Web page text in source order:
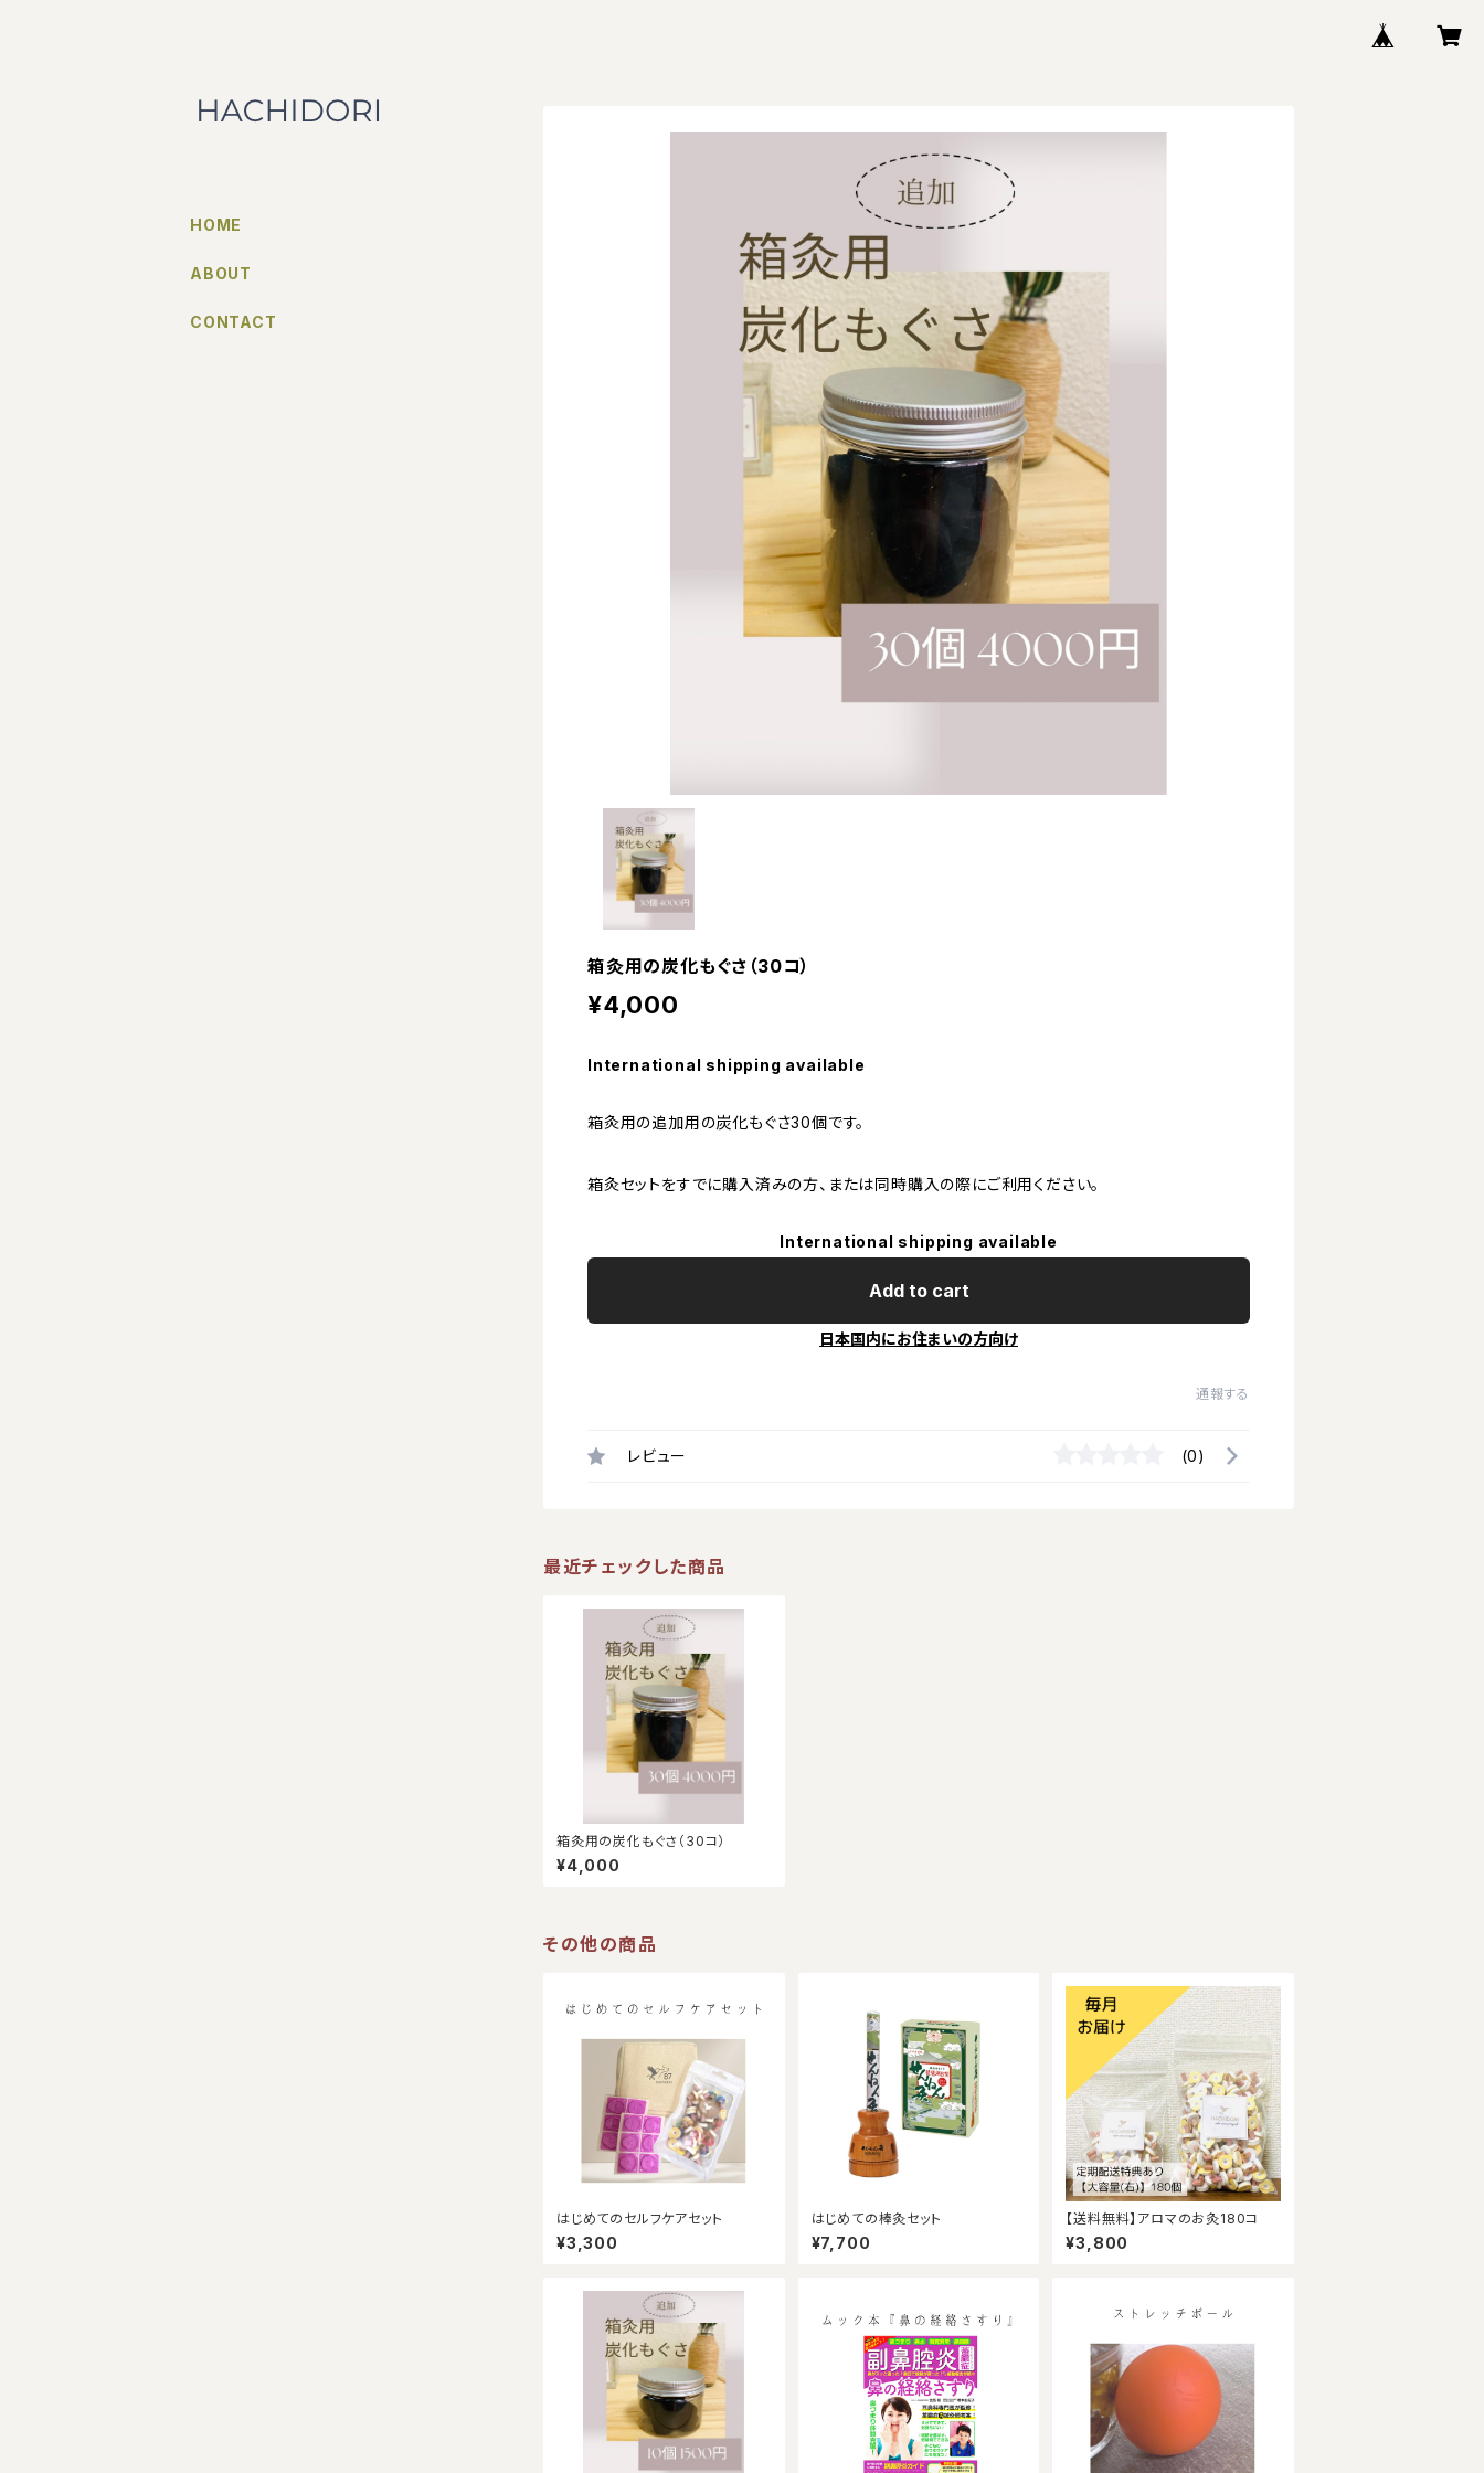
箱灸用の炭化もぐさ（30コ）
¥4,000
International shipping available
箱灸用の追加用の炭化もぐさ30個です。
箱灸セットをすでに購入済みの方、または同時購入の際にご利用ください。
International shipping available
Add to cart
日本国内にお住まいの方向け
通報する
レビュー (0)
最近チェックした商品
箱灸用の炭化もぐさ（30コ）
¥4,000
その他の商品
はじめてのセルフケアセット
¥3,300
はじめての棒灸セット
¥7,700
【送料無料】アロマのお灸180コ
¥3,800
HOME
ABOUT
CONTACT